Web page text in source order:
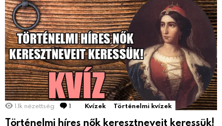
1.1k nézettség 1 Comment
Kvízek Történelmi kvízek
Történelmi híres nők keresztneveit keressük!